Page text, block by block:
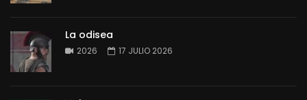
La odisea
2026 17 JULIO 2026